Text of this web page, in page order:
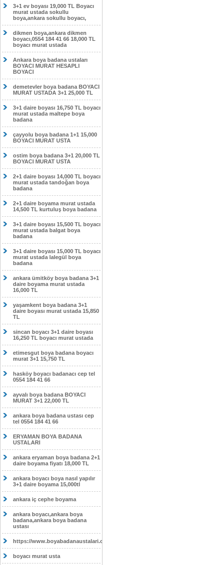
3+1 ev boyası 19,000 TL Boyacı
murat ustada sokullu
boya,ankara sokullu boyacı,
dikmen boya,ankara dikmen
boyacı,0554 184 41 66 18,000 TL
boyacı murat ustada
Ankara boya badana ustaları
BOYACI MURAT HESAPLI
BOYACI
demetevler boya badana BOYACI
MURAT USTADA 3+1 25,000 TL
3+1 daire boyası 16,750 TL boyacı
murat ustada maltepe boya
badana
çayyolu boya badana 1+1 15,000
BOYACI MURAT USTA
ostim boya badana 3+1 20,000 TL
BOYACI MURAT USTA
2+1 daire boyası 14,000 TL boyacı
murat ustada tandoğan boya
badana
2+1 daire boyama murat ustada
14,500 TL kurtuluş boya badana
3+1 daire boyası 15,500 TL boyacı
murat ustada balgat boya
badana
3+1 daire boyası 15,000 TL boyacı
murat ustada lalegül boya
badana
ankara ümitköy boya badana 3+1
daire boyama murat ustada
16,000 TL
yaşamkent boya badana 3+1
daire boyası murat ustada 15,850
TL
sincan boyacı 3+1 daire boyası
16,250 TL boyacı murat ustada
etimesgut boya badana boyacı
murat 3+1 15,750 TL
hasköy boyacı badanacı cep tel
0554 184 41 66
ayvalı boya badana BOYACI
MURAT 3+1 22,000 TL
ankara boya badana ustası cep
tel 0554 184 41 66
ERYAMAN BOYA BADANA
USTALARI
ankara eryaman boya badana 2+1
daire boyama fiyatı 18,000 TL
ankara boyacı boya nasıl yapılır
3+1 daire boyama 15,000tl
ankara iç cephe boyama
ankara boyacı,ankara boya
badana,ankara boya badana
ustası
https://www.boyabadanaustalari.com/
boyacı murat usta